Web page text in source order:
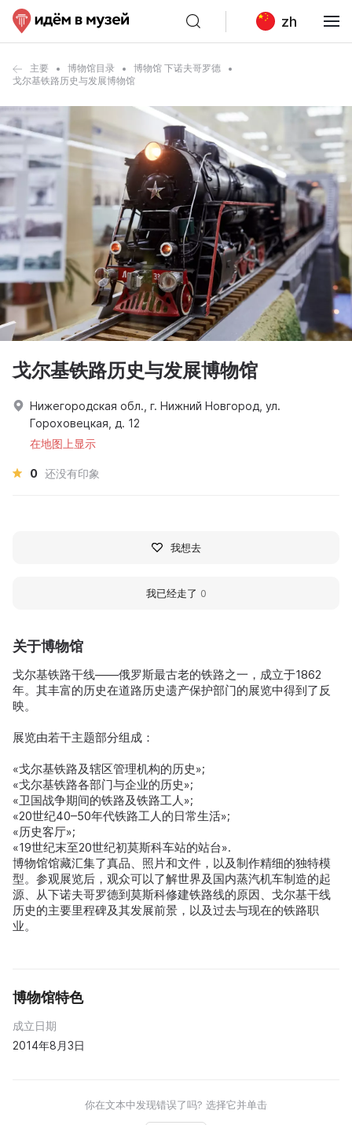
zh
主要 博物馆目录
博物馆 下诺夫哥罗德
戈尔基铁路历史与发展博物馆
关于博物馆
戈尔基铁路干线——俄罗斯最古老的铁路之一，成立于1862
年。其丰富的历史在道路历史遗产保护部门的展览中得到了反
映。
展览由若干主题部分组成：
«戈尔基铁路及辖区管理机构的历史»;
«戈尔基铁路各部门与企业的历史»;
«卫国战争期间的铁路及铁路工人»;
«20世纪40–50年代铁路工人的日常生活»;
«历史客厅»;
«19世纪末至20世纪初莫斯科车站的站台».
博物馆馆藏汇集了真品、照片和文件，以及制作精细的独特模
型。参观展览后，观众可以了解世界及国内蒸汽机车制造的起
源、从下诺夫哥罗德到莫斯科修建铁路线的原因、戈尔基干线
历史的主要里程碑及其发展前景，以及过去与现在的铁路职
业。
博物馆特色
成立日期
2014年8月3日
你在文本中发现错误了吗? 选择它并单击
戈尔基铁路历史与发展博物馆
Нижегородская обл., г. Нижний Новгород, ул.
Гороховецкая, д. 12
在地图上显示
0 还没有印象
我想去
我已经走了 0